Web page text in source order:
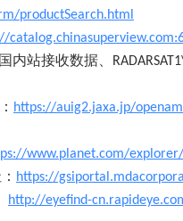
productSearch.html
内站接收数据、
https://auig2.jaxa.jp/
www.planet.com/explorer/
https://
http://eyefind-